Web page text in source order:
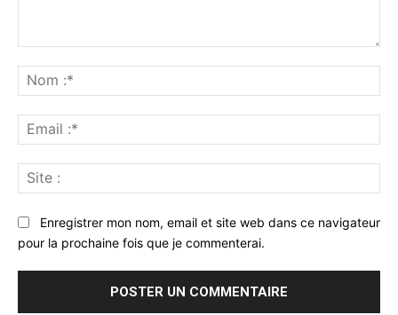
:*
:*
:
Enregistrer mon nom, email et site web dans ce navigateur
pour la prochaine fois que je commenterai.